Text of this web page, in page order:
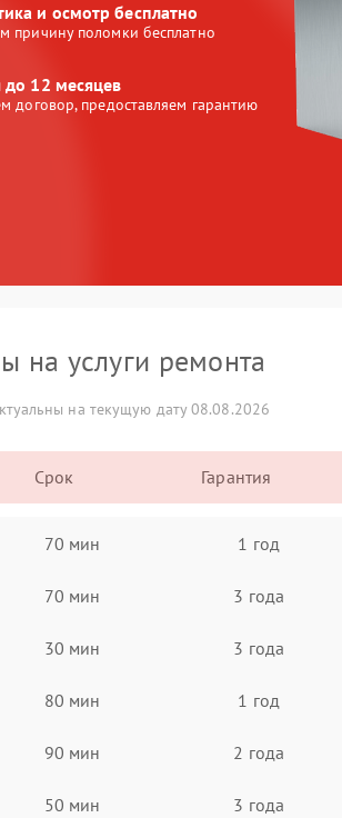
и осмотр бесплатно
причину поломки бесплатно
до 12 месяцев
договор, предоставляем гарантию
на услуги ремонта
на текущую дату 08.08.2026
Срок Гарантия
70 мин 1 год
70 мин 3 года
30 мин 3 года
80 мин 1 год
90 мин 2 года
50 мин 3 года